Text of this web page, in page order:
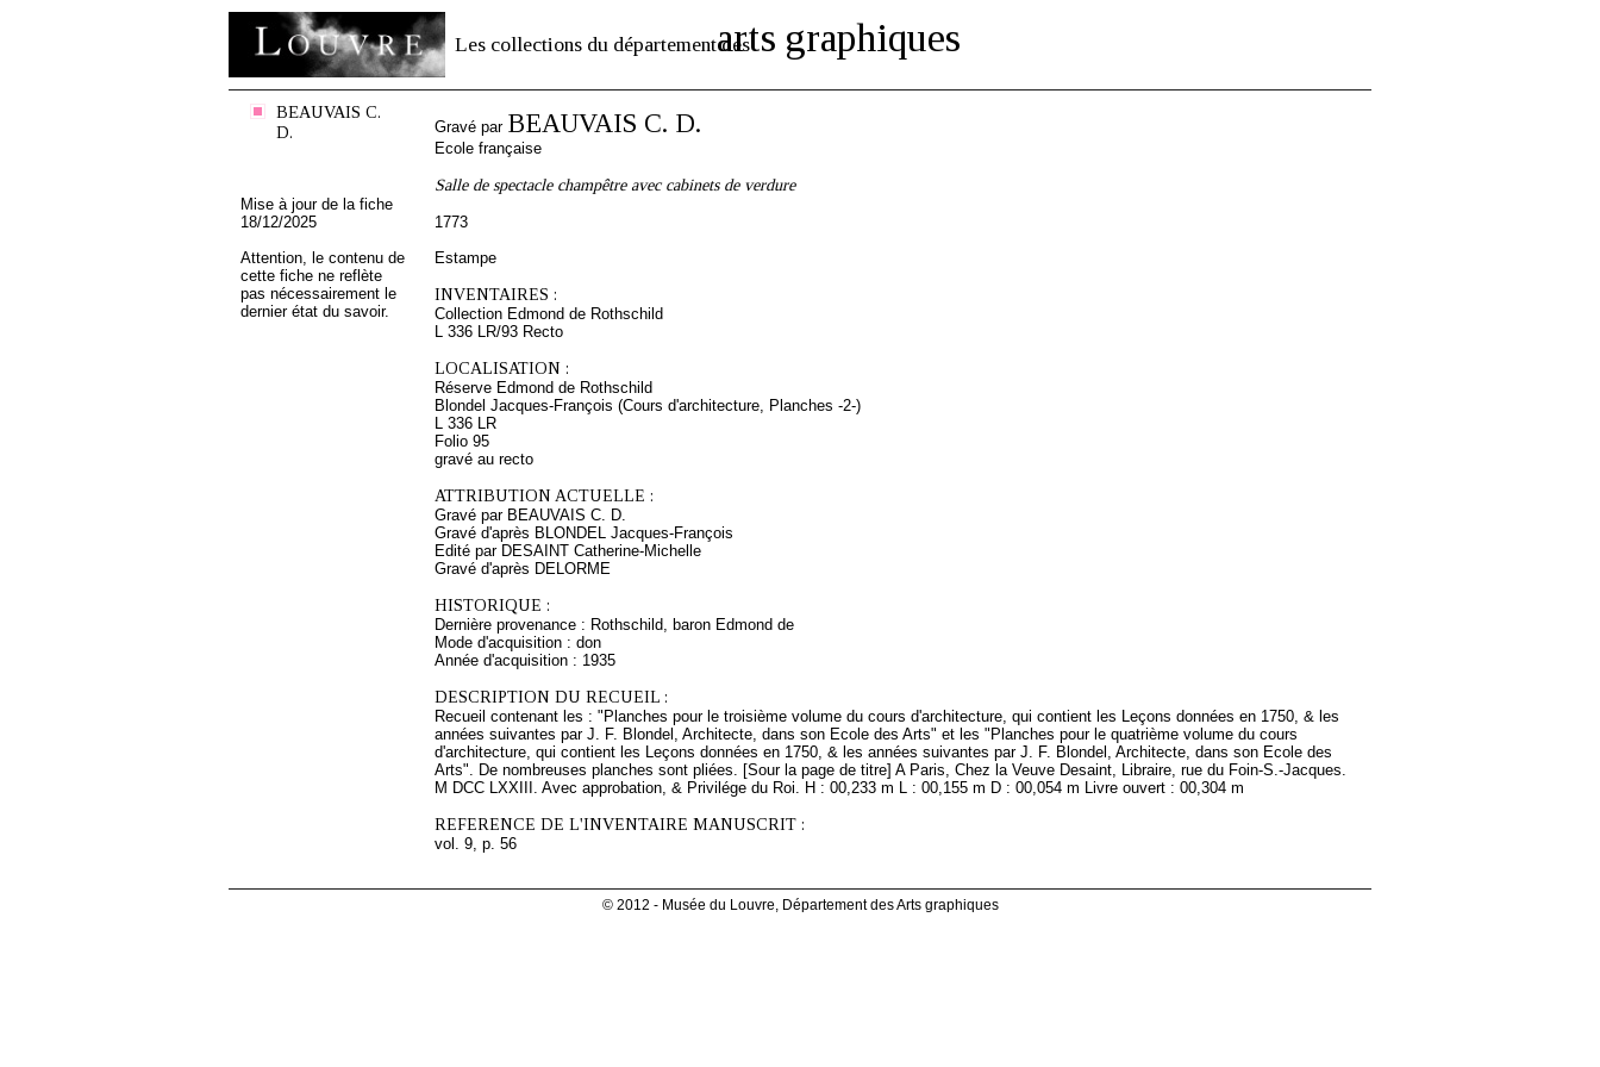
Les collections du département desarts graphiques
BEAUVAIS C.
D.
Mise à jour de la fiche
18/12/2025
Attention, le contenu de
cette fiche ne reflète
pas nécessairement le
dernier état du savoir.
Gravé par BEAUVAIS C. D.
Ecole française
Salle de spectacle champêtre avec cabinets de verdure
1773
Estampe
INVENTAIRES :
Collection Edmond de Rothschild
L 336 LR/93 Recto
LOCALISATION :
Réserve Edmond de Rothschild
Blondel Jacques-François (Cours d'architecture, Planches -2-)
L 336 LR
Folio 95
gravé au recto
ATTRIBUTION ACTUELLE :
Gravé par BEAUVAIS C. D.
Gravé d'après BLONDEL Jacques-François
Edité par DESAINT Catherine-Michelle
Gravé d'après DELORME
HISTORIQUE :
Dernière provenance : Rothschild, baron Edmond de
Mode d'acquisition : don
Année d'acquisition : 1935
DESCRIPTION DU RECUEIL :
Recueil contenant les : "Planches pour le troisième volume du cours d'architecture, qui contient les Leçons données en 1750, & les
années suivantes par J. F. Blondel, Architecte, dans son Ecole des Arts" et les "Planches pour le quatrième volume du cours
d'architecture, qui contient les Leçons données en 1750, & les années suivantes par J. F. Blondel, Architecte, dans son Ecole des
Arts". De nombreuses planches sont pliées. [Sour la page de titre] A Paris, Chez la Veuve Desaint, Libraire, rue du Foin-S.-Jacques.
M DCC LXXIII. Avec approbation, & Privilége du Roi. H : 00,233 m L : 00,155 m D : 00,054 m Livre ouvert : 00,304 m
REFERENCE DE L'INVENTAIRE MANUSCRIT :
vol. 9, p. 56
© 2012 - Musée du Louvre, Département des Arts graphiques